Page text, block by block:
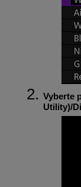
Vyberte
Utility)/